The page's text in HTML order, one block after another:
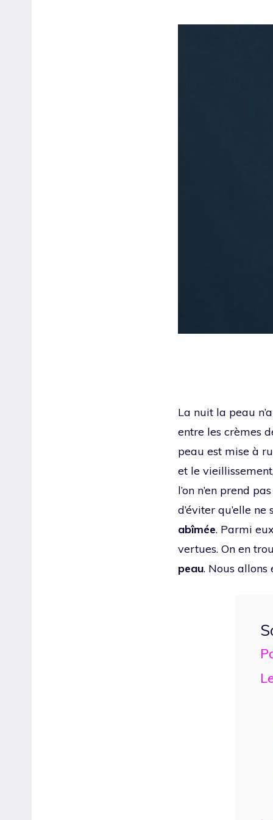
La nuit la peau
entre les crèmes
peau est mise à
et le
l’on n’en prend
d’éviter qu’elle
abîmée. Parmi
vertues. On en
peau. Nous